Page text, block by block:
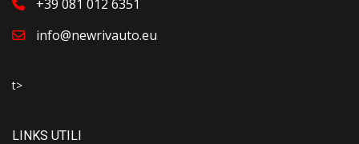
+39 081 012 6351
info@newrivauto.eu
t>
LINKS UTILI